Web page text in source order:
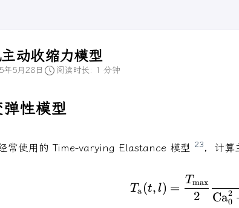
动收缩力模型
年5月28日 阅读时长: 1 分钟
弹性模型
常使用的 Time-varying Elastance 模型 23 ，计算
Ta (t, l) =
2
Tmax
Ca0
2